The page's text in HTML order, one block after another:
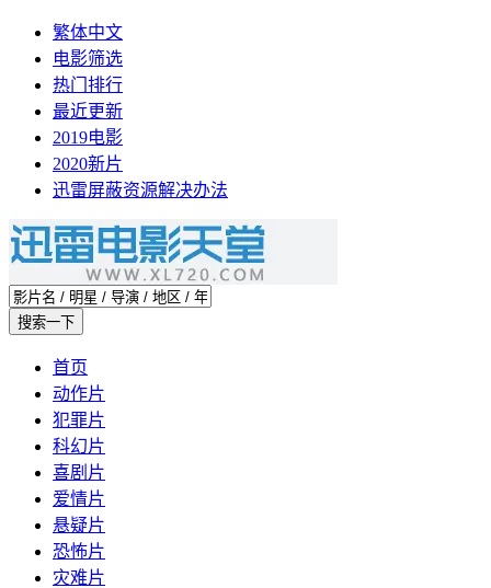
繁体中文
电影筛选
热门排行
最近更新
2019电影
2020新片
迅雷屏蔽资源解决办法
首页
动作片
犯罪片
科幻片
喜剧片
爱情片
悬疑片
恐怖片
灾难片